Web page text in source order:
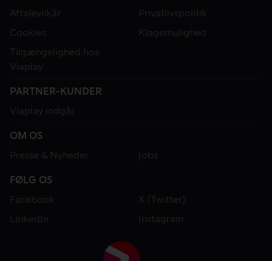
Aftalevilkår
Privatlivspolitik
Cookies
Klagemulighed
Tilgængelighed hos
Viaplay
PARTNER-KUNDER
Viaplay indgår
OM OS
Presse & Nyheder
Jobs
FØLG OS
Facebook
X (Twitter)
LinkedIn
Instagram